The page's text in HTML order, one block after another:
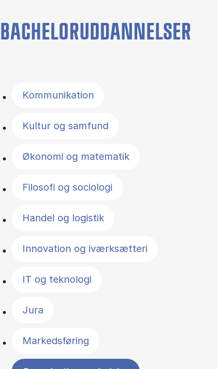
BACHELORUDDANNELSER
Kommunikation
Kultur og samfund
Økonomi og matematik
Filosofi og sociologi
Handel og logistik
Innovation og iværksætteri
IT og teknologi
Jura
Markedsføring